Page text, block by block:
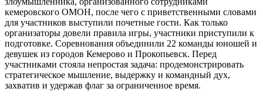
кемеровского ОМОН, после чего с приветственными словами
для участников выступили почетные гости. Как только
организаторы довели правила игры, участники приступили к
подготовке. Соревнования объединили 22 команды юношей и
девушек из городов Кемерово и Прокопьевск. Перед
участниками стояла непростая задача: продемонстрировать
стратегическое мышление, выдержку и командный дух,
захватив и удержав флаг за ограниченное время.